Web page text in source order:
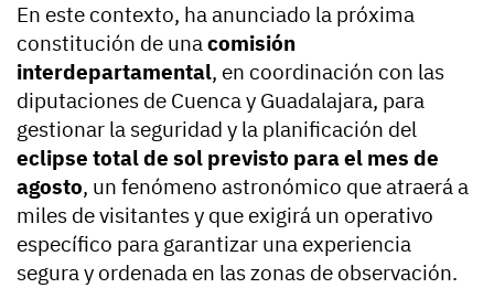
En este contexto, ha anunciado la próxima
constitución de unacomisión
interdepartamental, en coordinación con las
diputaciones de Cuenca y Guadalajara, para
gestionar la seguridad y la planificación del
eclipse total de sol previsto para el mes de
agosto, un fenómeno astronómico que atraerá a
miles de visitantes y que exigirá un operativo
específico para garantizar una experiencia
segura y ordenada en las zonas de observación.